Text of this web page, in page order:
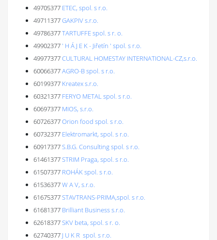
49705377 ETEC, spol. s r.o.
49711377GAKPIV s.r.o.
49786377TARTUFFE spol. s r. o.
49902377' H Á J E K - Jiřetín ' spol. s r.o.
49977377CULTURAL HOMESTAY INTERNATIONAL-CZ,s.r.o.
60066377AGRO-B spol. s r.o.
60199377 Kreatex s.r.o.
60321377 FERYO METAL spol. s r.o.
60697377 MIOS, s.r.o.
60726377Orion food spol. s r.o.
60732377 Elektromarkt, spol. s r.o.
60917377S.B.G. Consulting spol. s r.o.
61461377STRIM Praga, spol. s r.o.
61507377 ROHÁK spol. s r.o.
61536377W A V, s.r.o.
61675377STAVTRANS-PRIMA,spol. s r.o.
61681377 Brilliant Business s.r.o.
62618377SKV beta, spol. s r. o.
62740377 J U K R spol. s r.o.